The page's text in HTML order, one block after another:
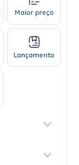
Maior preço
Lançamento